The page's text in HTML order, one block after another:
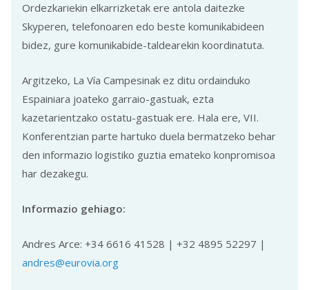
Ordezkariekin elkarrizketak ere antola daitezke
Skyperen, telefonoaren edo beste komunikabideen
bidez, gure komunikabide-taldearekin koordinatuta.
Argitzeko, La Vía Campesinak ez ditu ordainduko
Espainiara joateko garraio-gastuak, ezta
kazetarientzako ostatu-gastuak ere. Hala ere, VII.
Konferentzian parte hartuko duela bermatzeko behar
den informazio logistiko guztia emateko konpromisoa
har dezakegu.
Informazio gehiago:
Andres Arce: +34 6616 41528 | +32 4895 52297 |
andres@eurovia.org